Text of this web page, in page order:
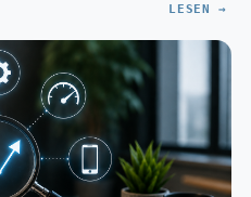
LESEN →